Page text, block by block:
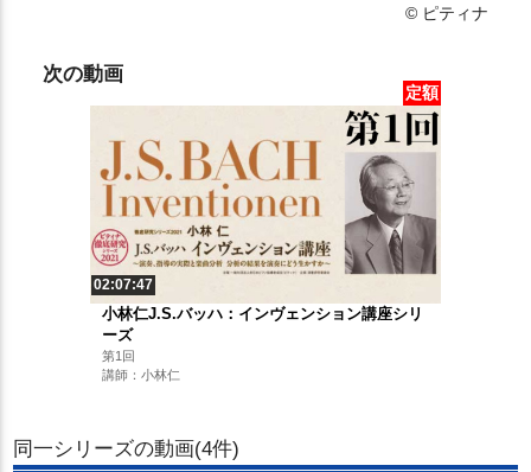
© ピティナ
次の動画
定額
02:07:47
小林仁J.S.バッハ：インヴェンション講座シリ
ーズ
第1回
講師：小林仁
同一シリーズの動画(4件)